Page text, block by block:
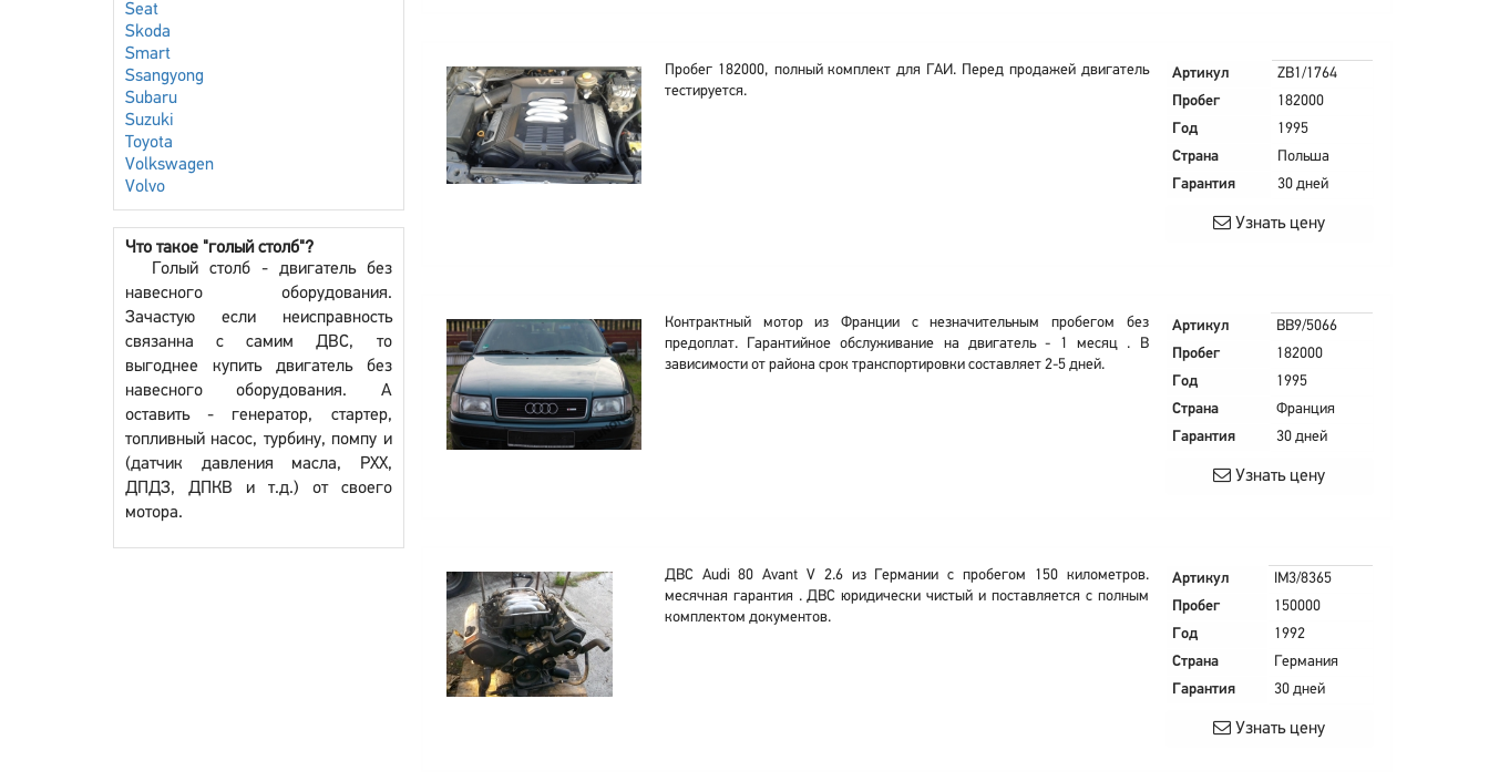
Seat
Skoda
Smart
Ssangyong
Subaru
Suzuki
Toyota
Volkswagen
Volvo
Что такое "голый столб"?
Голый столб - двигатель без
навесного оборудования.
Зачастую если неисправность
связанна с самим ДВС, то
выгоднее купить двигатель без
навесного оборудования. А
оставить - генератор, стартер,
топливный насос, турбину, помпу и
(датчик давления масла, РХХ,
ДПДЗ, ДПКВ и т.д.) от своего
мотора.
Пробег 182000, полный комплект для ГАИ. Перед продажей двигатель
тестируется.
Артикул
ZB1/1764
Пробег
182000
Год
1995
Страна
Польша
Гарантия
30 дней
Узнать цену
Контрактный мотор из Франции с незначительным пробегом без
предоплат. Гарантийное обслуживание на двигатель - 1 месяц . В
зависимости от района срок транспортировки составляет 2-5 дней.
Артикул
BB9/5066
Пробег
182000
Год
1995
Страна
Франция
Гарантия
30 дней
Узнать цену
ДВС Audi 80 Avant V 2.6 из Германии с пробегом 150 километров.
месячная гарантия . ДВС юридически чистый и поставляется с полным
комплектом документов.
Артикул
IM3/8365
Пробег
150000
Год
1992
Страна
Германия
Гарантия
30 дней
Узнать цену